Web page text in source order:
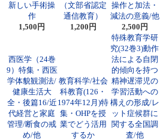
新しい手術操
作
1,500円
（文部省認定
通信教育）
1,200円
操作と加法・
減法の意義/他
2,500円
西医学（24巻
9）特集・西医
学体貌観測法/
健康生活大
全・後篇16/近
代経営と家庭
管理/断食の戒
め/他
教育科学/社会
科教育(126・
1974年12月)特
集・OHPを授
業でどう活用
するか
特殊教育学研
究(32巻3)動作
法による自閉
的傾向を持つ
精神遅滞児の
学習活動への
構えの形成/レ
ット症候群に
関する全国調
査/他